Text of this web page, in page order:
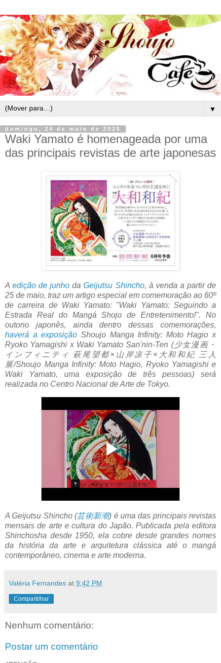
▼
domingo, 24 de maio de 2026
Waki Yamato é homenageada por uma
das principais revistas de arte japonesas
Aedição de junho daGeijutsu Shincho, à venda a partir de
25 de maio, traz um artigo especial em comemoração ao 60º
de carreira de Waki ​​Yamato: "Waki Yamato: Seguindo a
Estrada Real do Mangá Shojo de Entretenimento!". No
outono japonês, ainda dentro dessas comemorações,
haverá a exposição Shoujo Manga Infinity: Moto Hagio x
Ryoko Yamagishi x Waki ​​Yamato San'nin-Ten (少女漫画・
インフィニティ 萩尾望都×山岸凉子×大和和紀 三人
展/Shoujo Manga Infinity: Moto Hagio, Ryoko Yamagishi e
Waki ​​​​Yamato, uma exposição de três pessoas) será
realizada no Centro Nacional de Arte de Tokyo.
A Geijutsu Shincho (芸術新潮) é uma das principais revistas
mensais de arte e cultura do Japão. Publicada pela editora
Shinchosha desde 1950, ela cobre desde grandes nomes
da história da arte e arquitetura clássica até o mangá
contemporâneo, cinema e arte moderna.
Valéria Fernandes at 9:42 PM
Compartilhar
Nenhum comentário:
Postar um comentário